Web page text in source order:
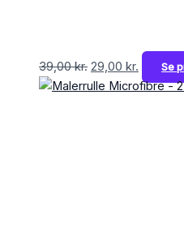
39,00kr. 29,00 kr. Se